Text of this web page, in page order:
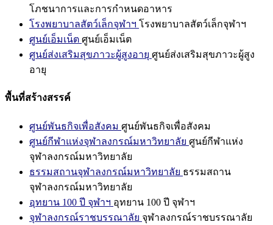
โภชนาการและการกำหนดอาหาร
โรงพยาบาลสัตว์เล็กจุฬาฯ โรงพยาบาลสัตว์เล็กจุฬาฯ
ศูนย์เอ็มเน็ต ศูนย์เอ็มเน็ต
ศูนย์ส่งเสริมสุขภาวะผู้สูงอายุ ศูนย์ส่งเสริมสุขภาวะผู้สูง
อายุ
พื้นที่สร้างสรรค์
ศูนย์พันธกิจเพื่อสังคม ศูนย์พันธกิจเพื่อสังคม
ศูนย์กีฬาแห่งจุฬาลงกรณ์มหาวิทยาลัย ศูนย์กีฬาแห่ง
จุฬาลงกรณ์มหาวิทยาลัย
ธรรมสถานจุฬาลงกรณ์มหาวิทยาลัย ธรรมสถาน
จุฬาลงกรณ์มหาวิทยาลัย
อุทยาน 100 ปี จุฬาฯ อุทยาน 100 ปี จุฬาฯ
จุฬาลงกรณ์ราชบรรณาลัย จุฬาลงกรณ์ราชบรรณาลัย